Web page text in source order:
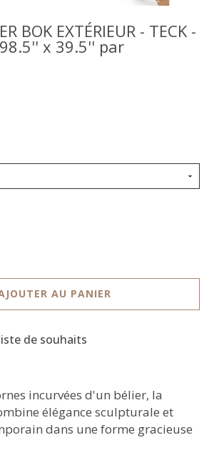
BOK EXTÉRIEUR - TECK -
98.5'' x 39.5'' par
AU PANIER
de souhaits
incurvées d'un bélier, la
élégance sculpturale et
dans une forme gracieuse